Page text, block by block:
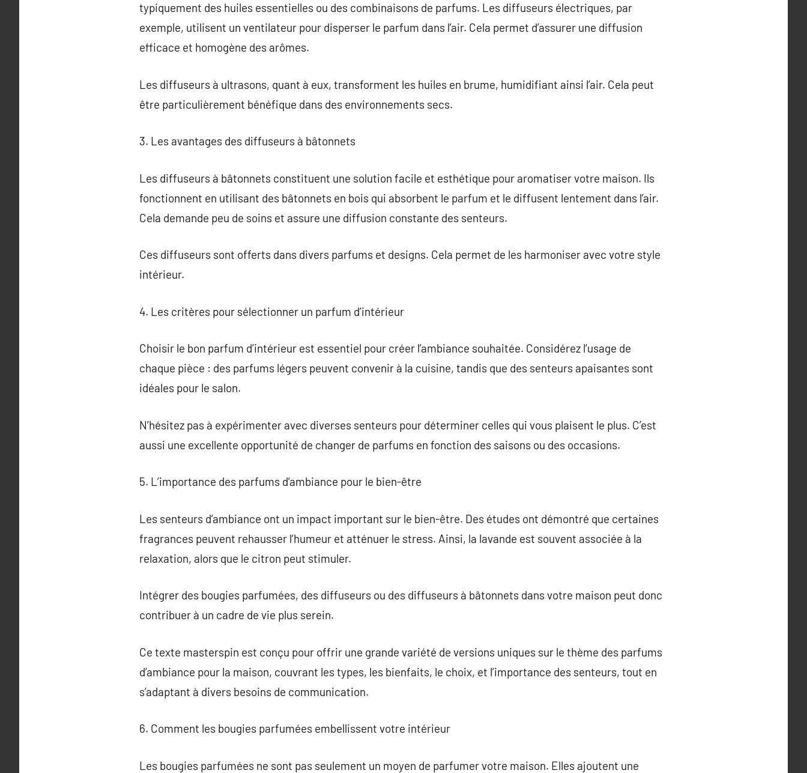
typiquement des huiles essentielles ou des combinaisons de parfums. Les diffuseurs électriques, par
exemple, utilisent un ventilateur pour disperser le parfum dans l’air. Cela permet d’assurer une diffusion
efficace et homogène des arômes.
Les diffuseurs à ultrasons, quant à eux, transforment les huiles en brume, humidifiant ainsi l’air. Cela peut
être particulièrement bénéfique dans des environnements secs.
3. Les avantages des diffuseurs à bâtonnets
Les diffuseurs à bâtonnets constituent une solution facile et esthétique pour aromatiser votre maison. Ils
fonctionnent en utilisant des bâtonnets en bois qui absorbent le parfum et le diffusent lentement dans l’air.
Cela demande peu de soins et assure une diffusion constante des senteurs.
Ces diffuseurs sont offerts dans divers parfums et designs. Cela permet de les harmoniser avec votre style
intérieur.
4. Les critères pour sélectionner un parfum d’intérieur
Choisir le bon parfum d’intérieur est essentiel pour créer l’ambiance souhaitée. Considérez l’usage de
chaque pièce : des parfums légers peuvent convenir à la cuisine, tandis que des senteurs apaisantes sont
idéales pour le salon.
N’hésitez pas à expérimenter avec diverses senteurs pour déterminer celles qui vous plaisent le plus. C’est
aussi une excellente opportunité de changer de parfums en fonction des saisons ou des occasions.
5. L’importance des parfums d’ambiance pour le bien-être
Les senteurs d’ambiance ont un impact important sur le bien-être. Des études ont démontré que certaines
fragrances peuvent rehausser l’humeur et atténuer le stress. Ainsi, la lavande est souvent associée à la
relaxation, alors que le citron peut stimuler.
Intégrer des bougies parfumées, des diffuseurs ou des diffuseurs à bâtonnets dans votre maison peut donc
contribuer à un cadre de vie plus serein.
Ce texte masterspin est conçu pour offrir une grande variété de versions uniques sur le thème des parfums
d’ambiance pour la maison, couvrant les types, les bienfaits, le choix, et l’importance des senteurs, tout en
s’adaptant à divers besoins de communication.
6. Comment les bougies parfumées embellissent votre intérieur
Les bougies parfumées ne sont pas seulement un moyen de parfumer votre maison. Elles ajoutent une